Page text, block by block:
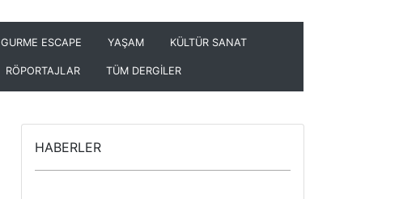
GURME ESCAPE YAŞAM KÜLTÜR SANAT
RÖPORTAJLAR TÜM DERGİLER
HABERLER